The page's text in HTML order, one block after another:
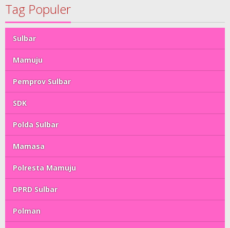
Tag Populer
Sulbar
Mamuju
Pemprov Sulbar
SDK
Polda Sulbar
Mamasa
Polresta Mamuju
DPRD Sulbar
Polman